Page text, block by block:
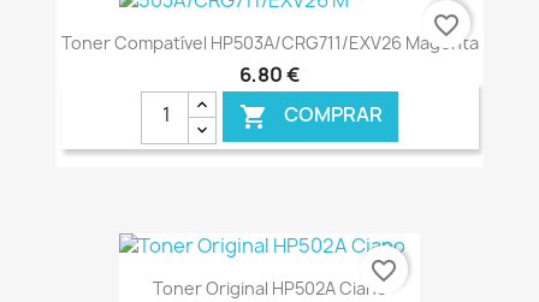
€ ONLINE
Toner Compatível HP503A/CRG711/EXV26 Magenta
6,80 €
 COMPRAR
€ ONLINE
favorite_border
Toner Original HP502A Ciano
favorite_border